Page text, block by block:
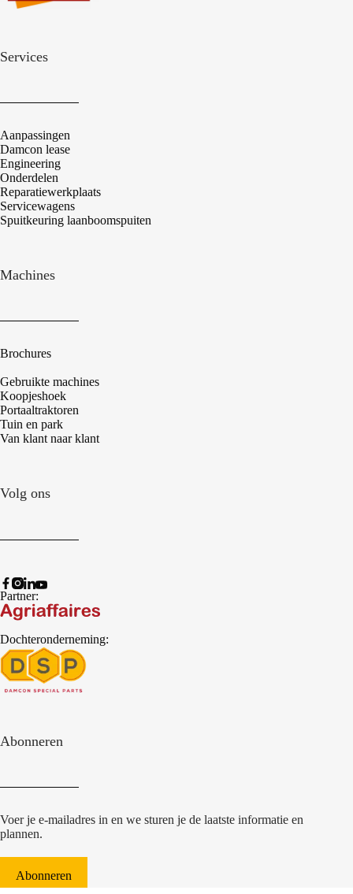
Services
Aanpassingen
Damcon lease
Engineering
Onderdelen
Reparatiewerkplaats
Servicewagens
Spuitkeuring laanboomspuiten
Machines
Brochures
Gebruikte machines
Koopjeshoek
Portaaltraktoren
Tuin en park
Van klant naar klant
Volg ons
Partner:
Dochteronderneming:
Abonneren
Voer je e-mailadres in en we sturen je de laatste informatie en
plannen.
Abonneren